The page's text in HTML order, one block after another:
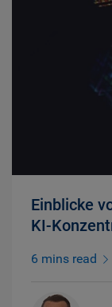
Einblicke
KI-
6 mins read